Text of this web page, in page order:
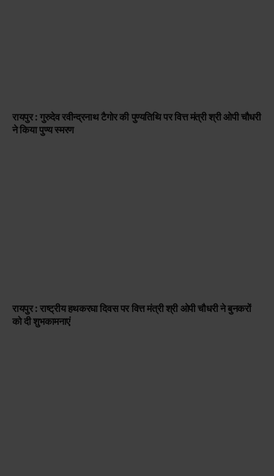
रायपुर : गुरुदेव रवीन्द्रनाथ टैगोर की पुण्यतिथि पर वित्त मंत्री श्री ओपी चौधरी
ने किया पुण्य स्मरण
रायपुर : राष्ट्रीय हथकरघा दिवस पर वित्त मंत्री श्री ओपी चौधरी ने बुनकरों
को दी शुभकामनाएं